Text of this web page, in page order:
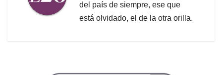
del país de siempre, ese que
está olvidado, el de la otra orilla.